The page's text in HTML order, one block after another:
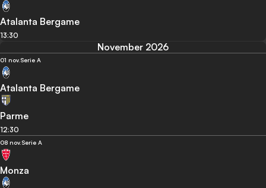
Atalanta Bergame
13:30
November 2026
01 nov. Serie A
Atalanta Bergame
Parme
12:30
08 nov. Serie A
Monza